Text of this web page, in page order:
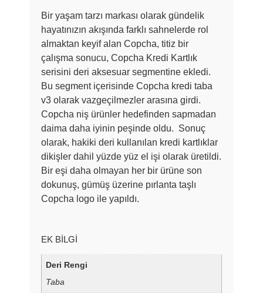
Bir yaşam tarzı markası olarak gündelik
hayatınızın akışında farklı sahnelerde rol
almaktan keyif alan Copcha, titiz bir
çalışma sonucu, Copcha Kredi Kartlık
serisini deri aksesuar segmentine ekledi.
Bu segment içerisinde Copcha kredi taba
v3 olarak vazgeçilmezler arasına girdi.
Copcha niş ürünler hedefinden sapmadan
daima daha iyinin peşinde oldu. Sonuç
olarak, hakiki deri kullanılan kredi kartlıklar
dikişler dahil yüzde yüz el işi olarak üretildi.
Bir eşi daha olmayan her bir ürüne son
dokunuş, gümüş üzerine pırlanta taşlı
Copcha logo ile yapıldı.
EK BILGI
Deri Rengi
Taba